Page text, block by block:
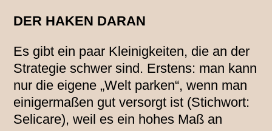
DER HAKEN DARAN
Es gibt ein paar Kleinigkeiten, die an der
Strategie schwer sind. Erstens: man kann
nur die eigene „Welt parken“, wenn man
einigermaßen gut versorgt ist (Stichwort:
Selicare), weil es ein hohes Maß an